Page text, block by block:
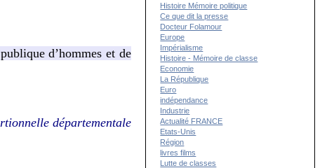
d’hommes et de
départementale
Histoire Mémoire politique
Ce que dit la presse
Docteur Folamour
Europe
Impérialisme
Histoire - Mémoire de classe
Economie
La République
Euro
indépendance
Industrie
Actualité FRANCE
Etats-Unis
Région
livres films
Lutte de classes